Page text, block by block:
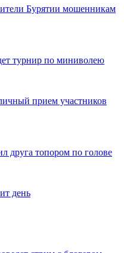
Бурятии мошенникам
турнир по миниволею
прием участников
друга топором по голове
день